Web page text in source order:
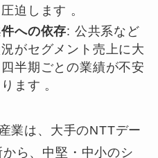
迫します 。
への依存: 公共系など
がセグメント売上に大
半期ごとの業績が不安
ます 。
業は、大手のNTTデー
ら、中堅・中小のシ